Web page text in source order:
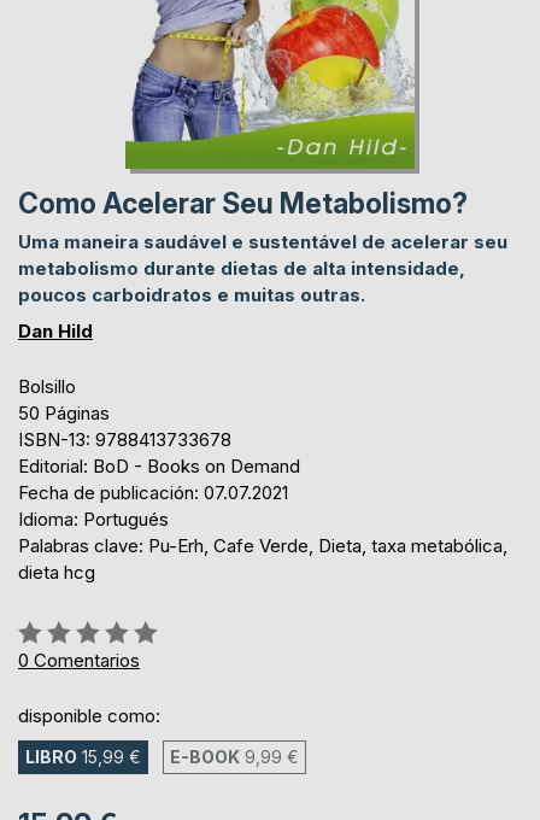
Como Acelerar Seu Metabolismo?
Uma maneira saudável e sustentável de acelerar seu
metabolismo durante dietas de alta intensidade,
poucos carboidratos e muitas outras.
Dan Hild
Bolsillo
50 Páginas
ISBN-13: 9788413733678
Editorial: BoD - Books on Demand
Fecha de publicación: 07.07.2021
Idioma: Portugués
Palabras clave: Pu-Erh, Cafe Verde, Dieta, taxa metabólica,
dieta hcg
Rating:
0%
0 Comentarios
disponible como:
LIBRO 15,99 € E-BOOK 9,99 €